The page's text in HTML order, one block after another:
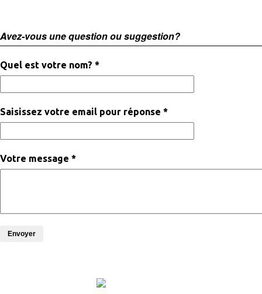
Avez-vous une question ou suggestion?
Quel est votre nom? *
Saisissez votre email pour réponse *
Votre message *
Envoyer